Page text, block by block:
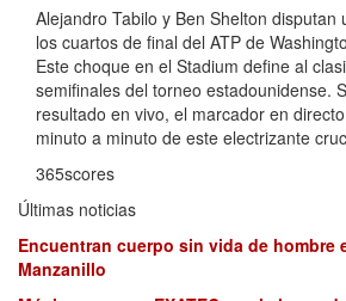
Alejandro Tabilo y Ben Shelton disputan
los cuartos de final del ATP de
Este choque en el Stadium define al
semifinales del torneo estadounidense.
resultado en vivo, el marcador en
minuto a minuto de este electrizante
365scores
Últimas noticias
Encuentran cuerpo sin vida de hombre
Manzanillo